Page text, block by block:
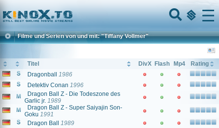
Home
Menu
Filme und Serien von und mit: "Tiffany Vollmer"
Titel DivX Flash Mp4
Rating
Dragonball
1986
Detektiv Conan 1996
Dragon Ball Z - Die Todeszone des
Garlic jr. 1989
Dragon Ball Z - Super Saiyajin Son-
Goku 1991
Dragon Ball
1989